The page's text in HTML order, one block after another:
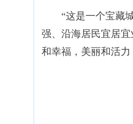
“这是一个宝藏城
强、沿海居民宜居
和幸福，美丽和活